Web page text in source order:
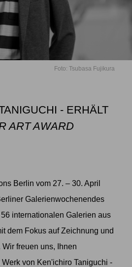
Foto: Tsubasa Fujikura
- ERHÄLT
ART AWARD
Berlin vom 27. – 30. April
Galerienwochenendes
internationalen Galerien aus
dem Fokus auf Zeichnung und
freuen uns, Ihnen
von Ken'ichiro Taniguchi -